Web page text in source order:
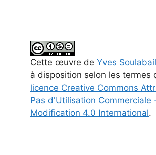
Cette œuvre de Yves Soulabail
à disposition selon les termes
licence Creative Commons
Pas d'Utilisation Commerciale
Modification 4.0 International.